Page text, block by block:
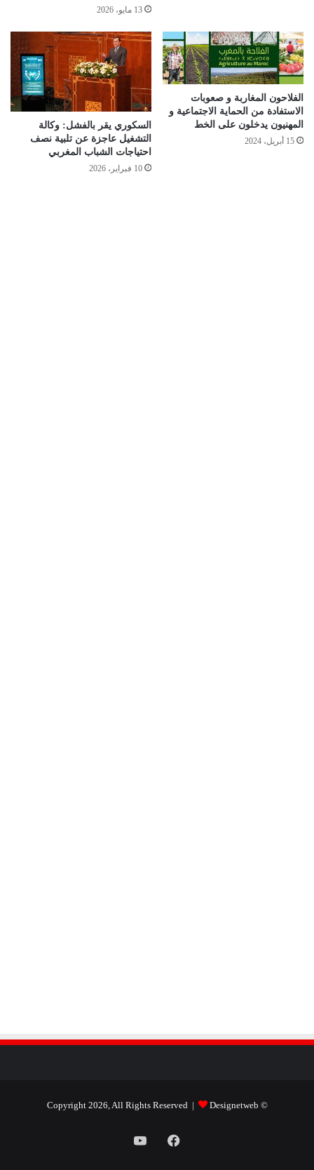
13 مايو، 2026
الفلاحون المغاربة و صعوبات
الاستفادة من الحماية الاجتماعية و
المهنيون يدخلون على الخط
15 أبريل، 2024
السكوري يقر بالفشل: وكالة
التشغيل عاجزة عن تلبية نصف
احتياجات الشباب المغربي
10 فبراير، 2026
© Copyright 2026, All Rights Reserved |
Designetweb
فيسبوك